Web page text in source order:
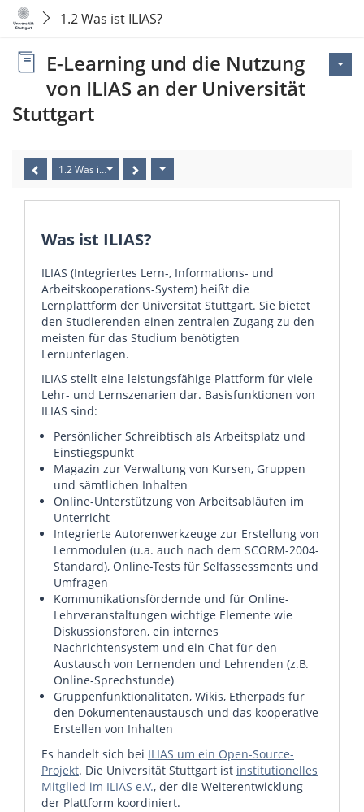
1.2 Was ist ILIAS?
E-Learning und die Nutzung
von ILIAS an der Universität
Stuttgart
1.2 Was ist ILIAS?
Was ist ILIAS?
ILIAS (Integriertes Lern-, Informations- und
Arbeitskooperations-System) heißt die
Lernplattform der Universität Stuttgart. Sie bietet
den Studierenden einen zentralen Zugang zu den
meisten für das Studium benötigten
Lernunterlagen.
ILIAS stellt eine leistungsfähige Plattform für viele
Lehr- und Lernszenarien dar. Basisfunktionen von
ILIAS sind:
Persönlicher Schreibtisch als Arbeitsplatz und
Einstiegspunkt
Magazin zur Verwaltung von Kursen, Gruppen
und sämtlichen Inhalten
Online-Unterstützung von Arbeitsabläufen im
Unterricht
Integrierte Autorenwerkzeuge zur Erstellung von
Lernmodulen (u.a. auch nach dem SCORM-2004-
Standard), Online-Tests für Selfassessments und
Umfragen
Kommunikationsfördernde und für Online-
Lehrveranstaltungen wichtige Elemente wie
Diskussionsforen, ein internes
Nachrichtensystem und ein Chat für den
Austausch von Lernenden und Lehrenden (z.B.
Online-Sprechstunde)
Gruppenfunktionalitäten, Wikis, Etherpads für
den Dokumentenaustausch und das kooperative
Erstellen von Inhalten
Es handelt sich bei ILIAS um ein Open-Source-
Projekt. Die Universität Stuttgart ist institutionelles
Mitglied im ILIAS e.V., der die Weiterentwicklung
der Plattform koordiniert.